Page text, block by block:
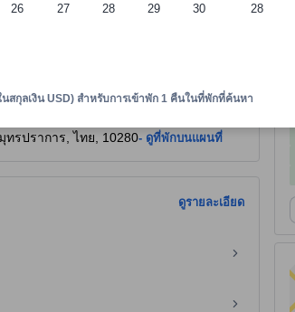
26 27 28 29 30 28
สกุลเงิน USD) สำหรับการเข้าพัก 1 คืนในที่พักที่ค้นหา
ทรปราการ, ไทย, 10280- ดูที่พักบนแผนที่
ดูรายละเอียด